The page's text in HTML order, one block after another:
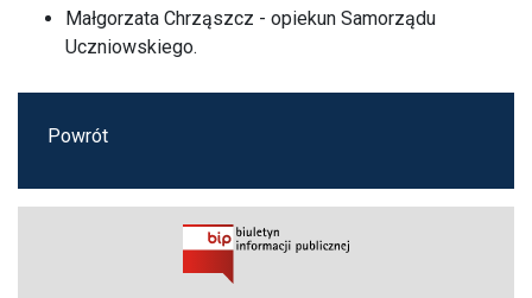
Małgorzata Chrząszcz - opiekun Samorządu
Uczniowskiego.
Powrót